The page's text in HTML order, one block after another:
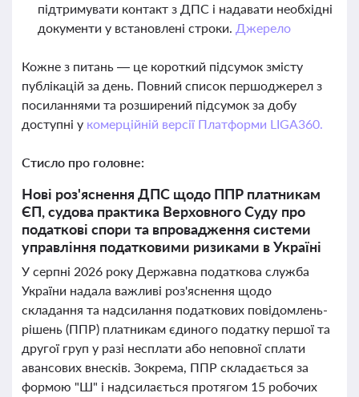
підтримувати контакт з ДПС і надавати необхідні
документи у встановлені строки. Джерело
Кожне з питань — це короткий підсумок змісту
публікацій за день. Повний список першоджерел з
посиланнями та розширений підсумок за добу
доступні у комерційній версії Платформи LIGA360.
Стисло про головне:
Нові роз'яснення ДПС щодо ППР платникам
ЄП, судова практика Верховного Суду про
податкові спори та впровадження системи
управління податковими ризиками в Україні
У серпні 2026 року Державна податкова служба
України надала важливі роз'яснення щодо
складання та надсилання податкових повідомлень-
рішень (ППР) платникам єдиного податку першої та
другої груп у разі несплати або неповної сплати
авансових внесків. Зокрема, ППР складається за
формою "Ш" і надсилається протягом 15 робочих